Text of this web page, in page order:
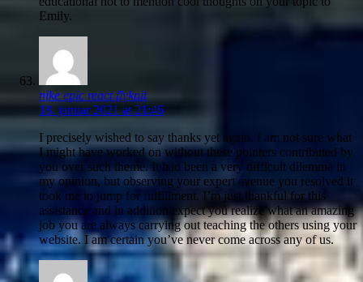
Emily.
nike epic react flyknit
18. januar 2021 at 21:46
I precisely wished to say thanks yet again. I am not sure what
I might have worked on without these pointers contributed by
you over such theme. It had been a very difficult dilemma in
my opinion, but observing your expert avenue you resolved it
took me to jump for fulfillment. I’m just thankful for this
assistance and in addition expect you realize what an amazing
job you are always carrying out teaching the others using your
website. I am certain you’ve never come across any of us.